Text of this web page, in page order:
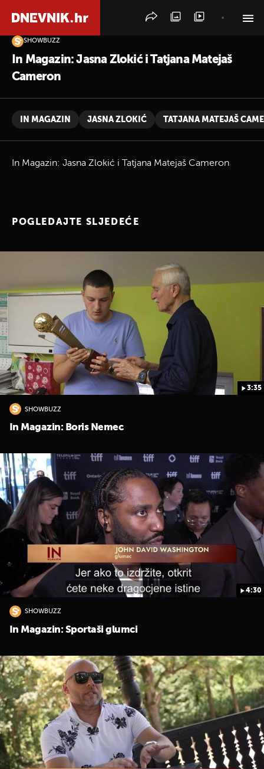
SHOWBUZZ
In Magazin: Jasna Zlokić i Tatjana Matejaš
Cameron
IN MAGAZIN JASNA ZLOKIĆ TATJANA MATEJAŠ
In Magazin: Jasna Zlokić i Tatjana Matejaš Cameron
POGLEDAJTE SLJEDEĆE
3:35
SHOWBUZZ
In Magazin: Boris Nemec
4:30
SHOWBUZZ
In Magazin: Sportaši glumci
PRETRAŽITE VIJESTI